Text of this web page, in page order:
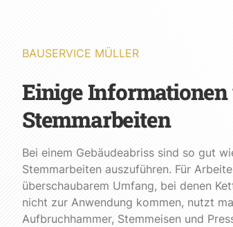
BAUSERVICE MÜLLER
Einige Informationen
Stemmarbeiten
Bei einem Gebäudeabriss sind so gut
Stemmarbeiten auszuführen. Für
überschaubarem Umfang, bei denen
nicht zur Anwendung kommen, nutzt
Aufbruchhammer, Stemmeisen und